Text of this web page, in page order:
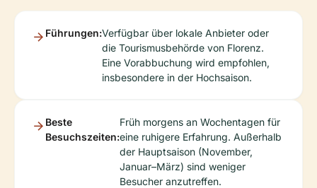
Führungen:Verfügbar über lokale Anbieter oder
die Tourismusbehörde von Florenz.
Eine Vorabbuchung wird empfohlen,
insbesondere in der Hochsaison.
Beste
Besuchszeiten:
Früh morgens an Wochentagen für
eine ruhigere Erfahrung. Außerhalb
der Hauptsaison (November,
Januar–März) sind weniger
Besucher anzutreffen.